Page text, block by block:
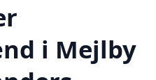
i Mejlby